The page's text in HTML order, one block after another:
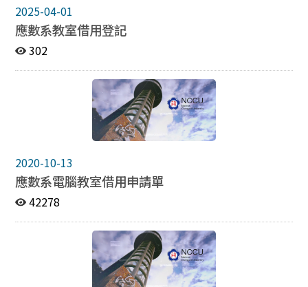
2025-04-01
應數系教室借用登記
302
2020-10-13
應數系電腦教室借用申請單
42278